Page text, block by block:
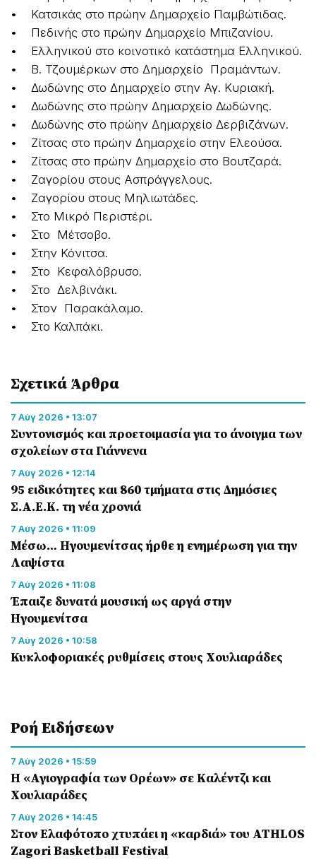
• Κατσικάς στο πρώην Δημαρχείο Παμβώτιδας.
• Πεδινής στο πρώην Δημαρχείο Μπιζανίου.
• Ελληνικού στο κοινοτικό κατάστημα Ελληνικού.
• Β. Τζουμέρκων στο Δημαρχείο Πραμάντων.
• Δωδώνης στο Δημαρχείο στην Αγ. Κυριακή.
• Δωδώνης στο πρώην Δημαρχείο Δωδώνης.
• Δωδώνης στο πρώην Δημαρχείο Δερβιζάνων.
• Ζίτσας στο πρώην Δημαρχείο στην Ελεούσα.
• Ζίτσας στο πρώην Δημαρχείο στο Βουτζαρά.
• Ζαγορίου στους Ασπράγγελους.
• Ζαγορίου στους Μηλιωτάδες.
• Στο Μικρό Περιστέρι.
• Στο Μέτσοβο.
• Στην Κόνιτσα.
• Στο Κεφαλόβρυσο.
• Στο Δελβινάκι.
• Στον Παρακάλαμο.
• Στο Καλπάκι.
Σχετικά Άρθρα
7 Αύγ 2026 • 13:07
Συντονισμός και προετοιμασία για το άνοιγμα των
σχολείων στα Γιάννενα
7 Αύγ 2026 • 12:14
95 ειδικότητες και 860 τμήματα στις Δημόσιες
Σ.Α.Ε.Κ. τη νέα χρονιά
7 Αύγ 2026 • 11:09
Μέσω… Ηγουμενίτσας ήρθε η ενημέρωση για την
Λαψίστα
7 Αύγ 2026 • 11:08
Έπαιζε δυνατά μουσική ως αργά στην
Ηγουμενίτσα
7 Αύγ 2026 • 10:58
Κυκλοφοριακές ρυθμίσεις στους Χουλιαράδες
Ροή Eιδήσεων
7 Αύγ 2026 • 15:59
Η «Αγιογραφία των Ορέων» σε Καλέντζι και
Χουλιαράδες
7 Αύγ 2026 • 14:45
Στον Ελαφότοπο χτυπάει η «καρδιά» του ATHLOS
Zagori Basketball Festival